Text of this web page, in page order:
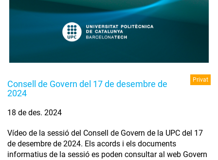
Consell de Govern del 17 de desembre de
2024
Privat
18 de des. 2024
Vídeo de la sessió del Consell de Govern de la UPC del 17
de desembre de 2024. Els acords i els documents
informatius de la sessió es poden consultar al web Govern